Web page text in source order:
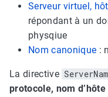
Serveur virtuel,
répondant à un
physqiue
Nom canonique :
La directive
protocole, nom